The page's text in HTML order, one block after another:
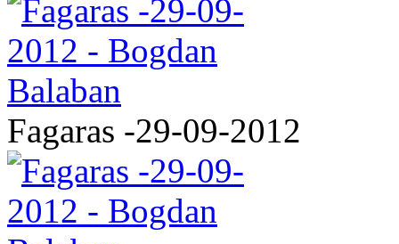
Fagaras -29-09-2012